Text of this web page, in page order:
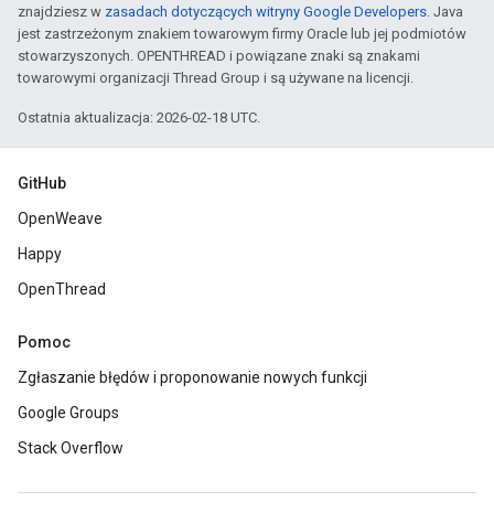
znajdziesz w zasadach dotyczących witryny Google Developers. Java
jest zastrzeżonym znakiem towarowym firmy Oracle lub jej podmiotów
stowarzyszonych. OPENTHREAD i powiązane znaki są znakami
towarowymi organizacji Thread Group i są używane na licencji.
Ostatnia aktualizacja: 2026-02-18 UTC.
GitHub
OpenWeave
Happy
OpenThread
Pomoc
Zgłaszanie błędów i proponowanie nowych funkcji
Google Groups
Stack Overflow